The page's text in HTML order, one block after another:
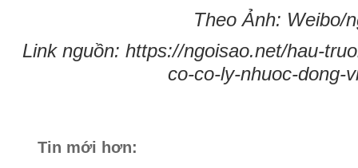
Theo Ảnh: Weibo/
Link nguồn: https://ngoisao.net/hau-
co-co-ly-nhuoc-dong-
Tin mới hơn: